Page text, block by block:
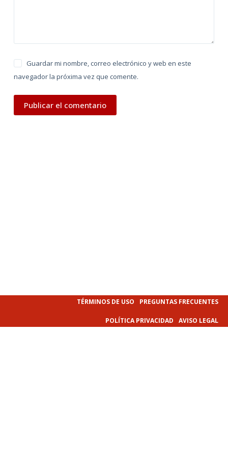
Guardar mi nombre, correo electrónico y web en este
navegador la próxima vez que comente.
Publicar el comentario
TÉRMINOS DE USO PREGUNTAS FRECUENTES
POLÍTICA PRIVACIDAD AVISO LEGAL